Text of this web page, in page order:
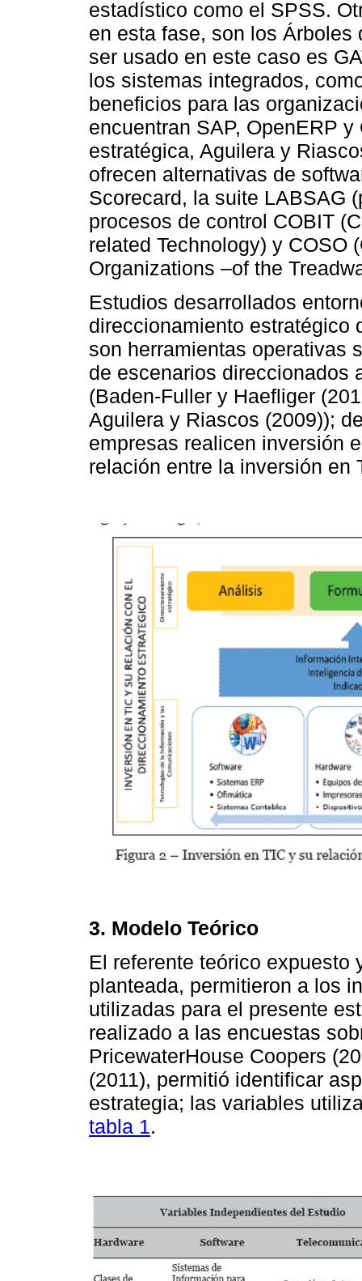
estadístico como el SPSS.
en esta fase, son los
ser usado en este caso es
los sistemas integrados,
beneficios para las
encuentran SAP, OpenERP
estratégica, Aguilera y
ofrecen alternativas de
Scorecard, la suite LABSAG
procesos de control COBIT
related Technology) y COSO
Organizations –of the
Estudios desarrollados
direccionamiento estratégico
son herramientas operativas
de escenarios direccionados
(Baden-Fuller y Haefliger
Aguilera y Riascos (2009));
empresas realicen inversión
relación entre la inversión en
3. Modelo Teórico
El referente teórico expuesto
planteada, permitieron a los
utilizadas para el presente
realizado a las encuestas
PricewaterHouse Coopers
(2011), permitió identificar
estrategia; las variables
tabla 1.